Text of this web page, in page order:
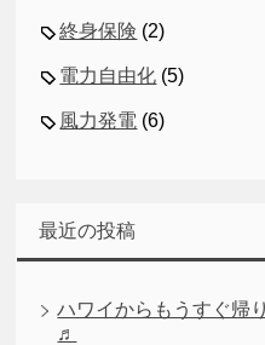
終身保険 (2)
電力自由化 (5)
風力発電 (6)
最近の投稿
ハワイからもうすぐ帰
♬